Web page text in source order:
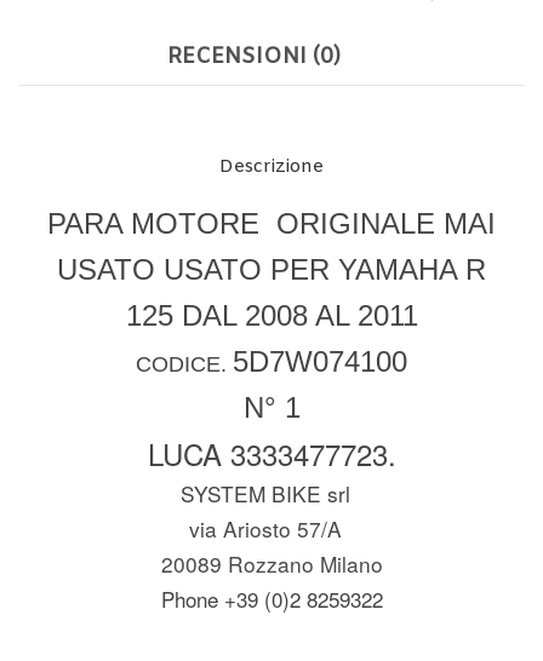
RECENSIONI (0)
Descrizione
PARA MOTORE ORIGINALE MAI
USATO USATO PER YAMAHA R
125 DAL 2008 AL 2011
CODICE. 5D7W074100
N° 1
LUCA 3333477723.
SYSTEM BIKE srl
via Ariosto 57/A
20089 Rozzano Milano
Phone +39 (0)2 8259322